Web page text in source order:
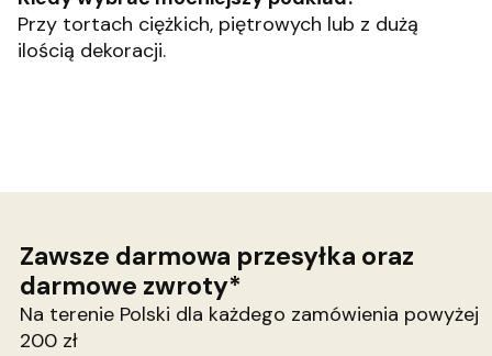
Przy tortach ciężkich, piętrowych lub z dużą
ilością dekoracji.
Zawsze darmowa przesyłka oraz
darmowe zwroty*
Na terenie Polski dla każdego zamówienia powyżej
200 zł